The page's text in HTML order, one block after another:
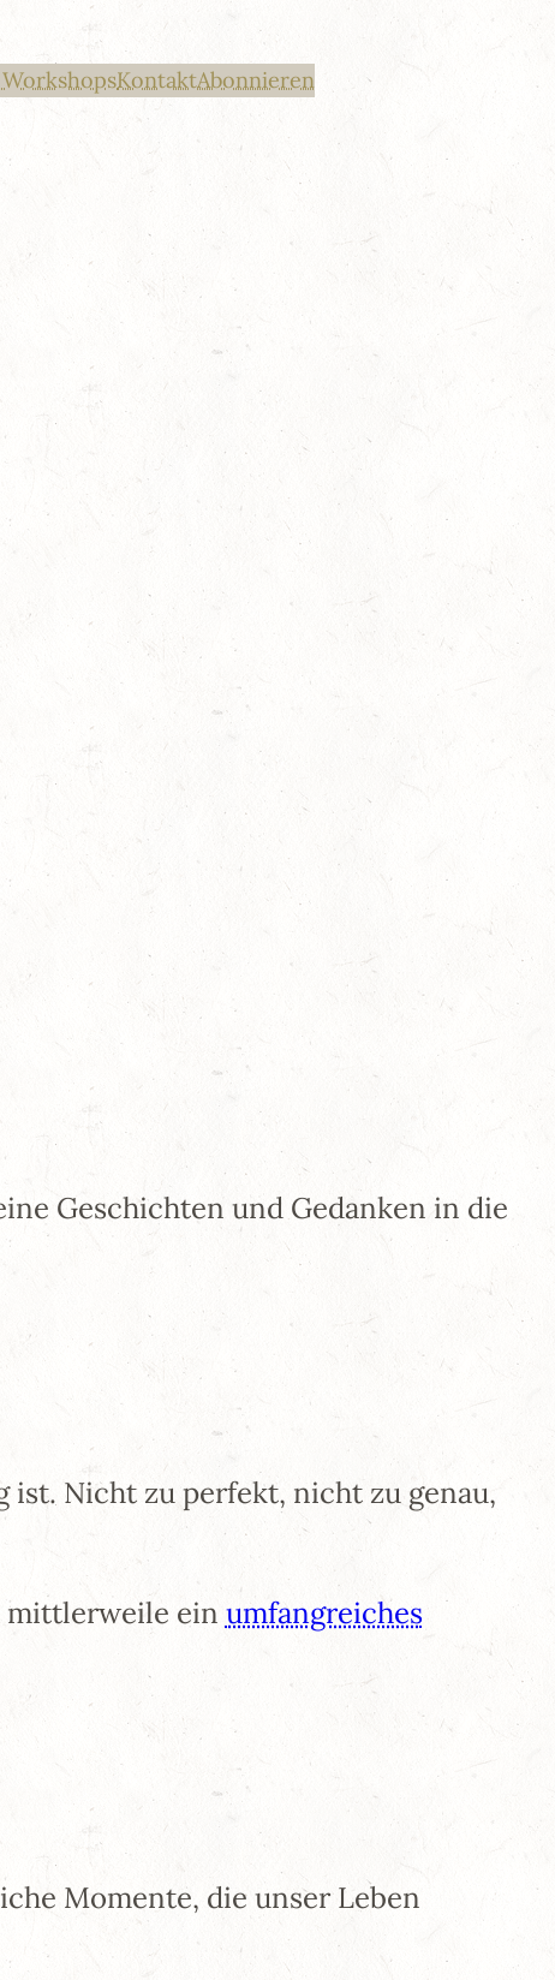
KontaktAbonnieren
Geschichten und Gedanken in die
ist. Nicht zu perfekt, nicht zu genau,
mittlerweile ein umfangreiches
Momente, die unser Leben